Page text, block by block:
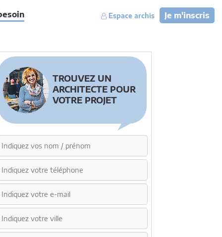
Je m'inscris
Espace archis
TROUVEZ UN
ARCHITECTE POUR
VOTRE PROJET